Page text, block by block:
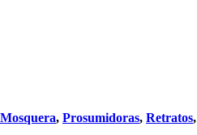
, Prosumidoras, Retratos,